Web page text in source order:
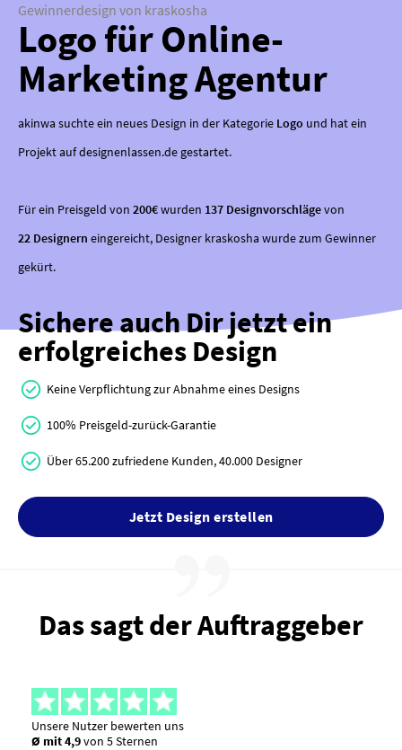
Gewinnerdesign von kraskosha
Logo für Online-
Marketing Agentur
akinwa suchte ein neues Design in der Kategorie Logo und hat ein
Projekt auf designenlassen.de gestartet.
Für ein Preisgeld von 200€wurden 137 Designvorschlägevon
22 Designern eingereicht, Designer kraskosha wurde zum Gewinner
gekürt.
Sichere auch Dir jetzt ein
erfolgreiches Design
Keine Verpflichtung zur Abnahme eines Designs
100% Preisgeld-zurück-Garantie
Über 65.200 zufriedene Kunden, 40.000 Designer
Jetzt Design erstellen
Das sagt der Auftraggeber
Unsere Nutzer bewerten uns
Ø mit 4,9von 5 Sternen